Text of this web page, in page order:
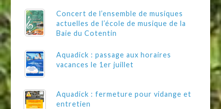
Concert de l’ensemble de musiques
actuelles de l’école de musique de la
Baie du Cotentin
Aquadick : passage aux horaires
vacances le 1er juillet
Aquadick : fermeture pour vidange et
entretien